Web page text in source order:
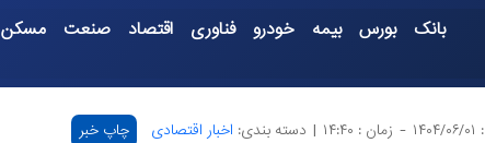
بانک بورس بیمه خودرو فناوری اقتصاد صنعت مسکن
- زمان : ۱۴:۴۰ | دسته بندی: اخبار اقتصادی چاپ خبر